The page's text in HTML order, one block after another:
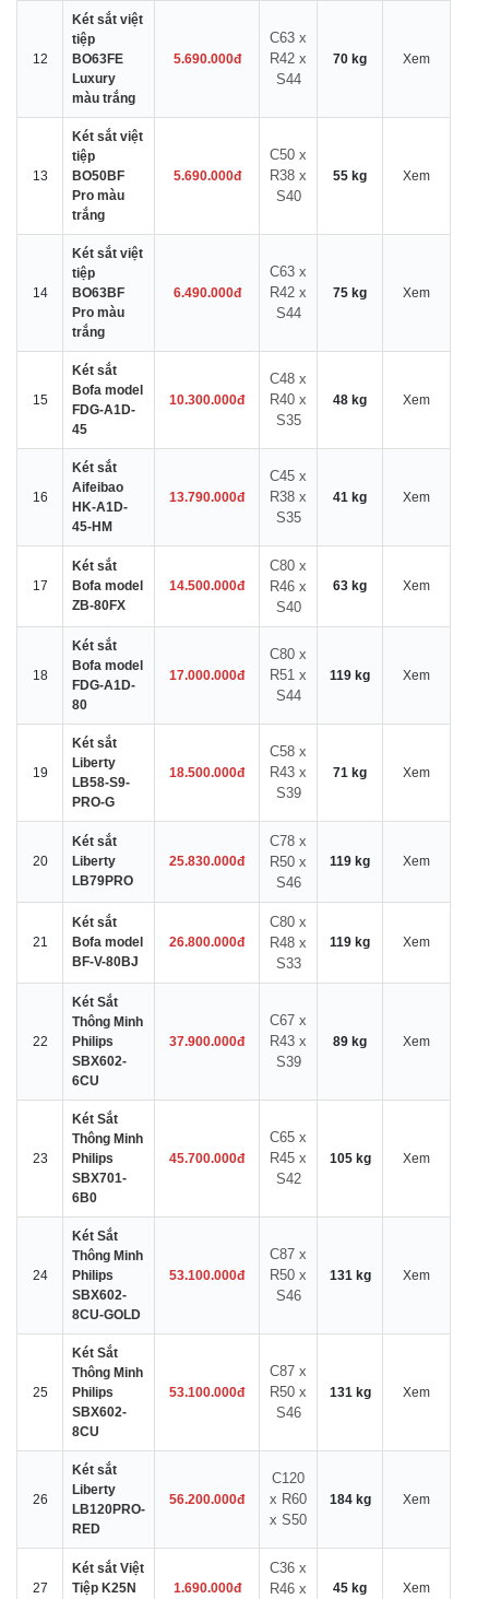
12
Két sắt việt
tiệp
BO63FE
Luxury
màu trắng
5.690.000đ
C63 x
R42 x
S44
70 kg Xem
13
Két sắt việt
tiệp
BO50BF
Pro màu
trắng
5.690.000đ
C50 x
R38 x
S40
55 kg Xem
14
Két sắt việt
tiệp
BO63BF
Pro màu
trắng
6.490.000đ
C63 x
R42 x
S44
75 kg Xem
15
Két sắt
Bofa model
FDG-A1D-
45
10.300.000đ
C48 x
R40 x
S35
48 kg Xem
16
Két sắt
Aifeibao
HK-A1D-
45-HM
13.790.000đ
C45 x
R38 x
S35
41 kg Xem
17
Két sắt
Bofa model
ZB-80FX
14.500.000đ
C80 x
R46 x
S40
63 kg Xem
18
Két sắt
Bofa model
FDG-A1D-
80
17.000.000đ
C80 x
R51 x
S44
119 kg Xem
19
Két sắt
Liberty
LB58-S9-
PRO-G
18.500.000đ
C58 x
R43 x
S39
71 kg Xem
20
Két sắt
Liberty
LB79PRO
25.830.000đ
C78 x
R50 x
S46
119 kg Xem
21
Két sắt
Bofa model
BF-V-80BJ
26.800.000đ
C80 x
R48 x
S33
119 kg Xem
22
Két Sắt
Thông Minh
Philips
SBX602-
6CU
37.900.000đ
C67 x
R43 x
S39
89 kg Xem
23
Két Sắt
Thông Minh
Philips
SBX701-
6B0
45.700.000đ
C65 x
R45 x
S42
105 kg Xem
24
Két Sắt
Thông Minh
Philips
SBX602-
8CU-GOLD
53.100.000đ
C87 x
R50 x
S46
131 kg Xem
25
Két Sắt
Thông Minh
Philips
SBX602-
8CU
53.100.000đ
C87 x
R50 x
S46
131 kg Xem
26
Két sắt
Liberty
LB120PRO-
RED
56.200.000đ
C120
x R60
x S50
184 kg Xem
27
Két sắt Việt
Tiệp K25N
1.690.000đ
C36 x
R46 x
45 kg Xem